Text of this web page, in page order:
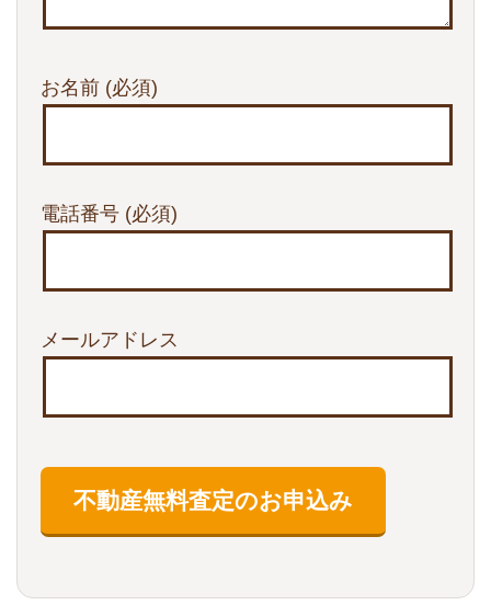
お名前 (必須)
電話番号 (必須)
メールアドレス